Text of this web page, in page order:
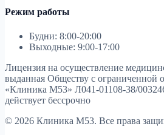
Режим работы
Будни: 8:00-20:00
Выходные: 9:00-17:00
Лицензия на осуществление
выданная Обществу с ограниченной
«Клиника М53» Л041-01108-38/
действует бессрочно
© 2026 Клиника М53. Все права